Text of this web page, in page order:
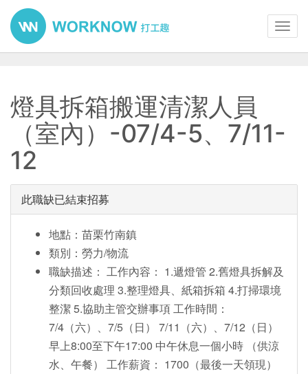
燈具拆箱搬運清潔人員
（室內）-07/4-5、7/11-
12
此職缺已結束招募
地點：苗栗竹南鎮
類別：勞力/物流
職缺描述： 工作內容： 1.遞燈管 2.舊燈具拆解及
分類回收處理 3.整理燈具、紙箱拆箱 4.打掃環境
整潔 5.協助主管交辦事項 工作時間：
7/4（六）、7/5（日） 7/11（六）、7/12（日）
早上8:00至下午17:00 中午休息一個小時 （供涼
水、午餐） 工作薪資： 1700（最後一天領現）